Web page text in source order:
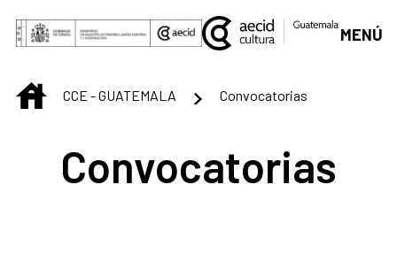
Skip to Main Content
MENÚ
INICIOCCE - GUATEMALA Convocatorias
Convocatorias